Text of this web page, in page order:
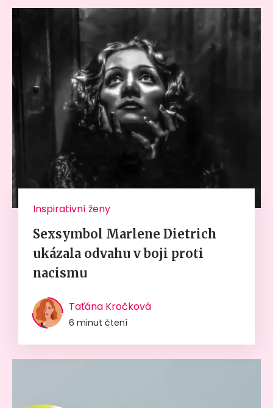
Inspirativní ženy
Sexsymbol Marlene Dietrich
ukázala odvahu v boji proti
nacismu
Taťána Kročková
6 minut čtení